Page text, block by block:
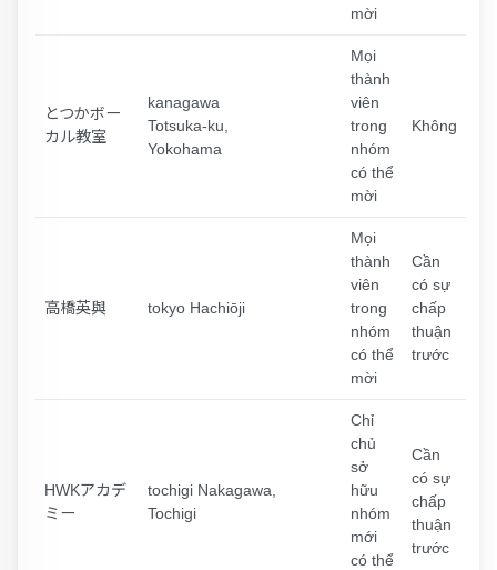
mời
とつかボー
カル教室
kanagawa
Totsuka-ku,
Yokohama
Mọi
thành
viên
trong
nhóm
có thể
mời
Không
高橋英與 tokyo Hachiōji
Mọi
thành
viên
trong
nhóm
có thể
mời
Cần
có sự
chấp
thuận
trước
HWKアカデ
ミー
tochigi Nakagawa,
Tochigi
Chỉ
chủ
sở
hữu
nhóm
mới
có thể
Cần
có sự
chấp
thuận
trước